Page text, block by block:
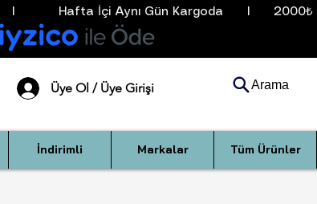
I           Hafta İçi Aynı Gün Kargoda      I
Üye Ol / Üye Girişi Arama
İndirimli Markalar Tüm Ürünler